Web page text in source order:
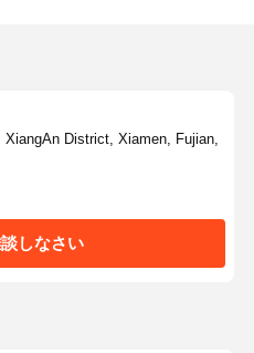
District, Xiamen, Fujian,
しなさい